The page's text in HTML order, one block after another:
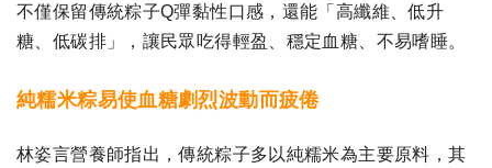
不僅保留傳統粽子Q彈黏性口感，還能「高纖維、低升
糖、低碳排」，讓民眾吃得輕盈、穩定血糖、不易嗜睡。
純糯米粽易使血糖劇烈波動而疲倦
林姿言營養師指出，傳統粽子多以純糯米為主要原料，其